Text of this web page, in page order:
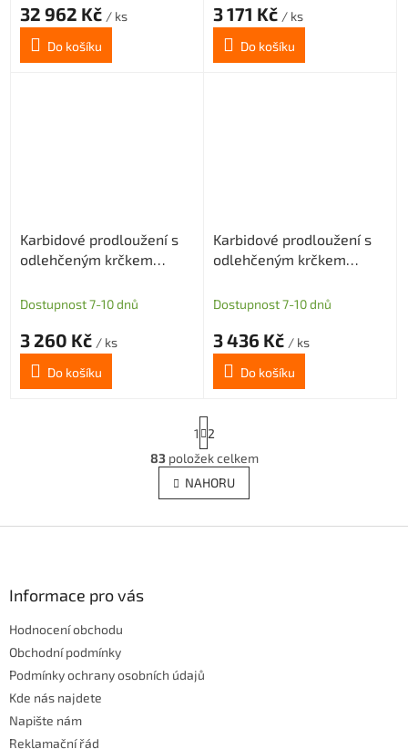
32 962 Kč / ks
Do košíku
3 171 Kč / ks
Do košíku
Karbidové prodloužení s
odlehčeným krčkem
100mm D=12
Dostupnost 7-10 dnů
3 260 Kč / ks
Do košíku
Karbidové prodloužení s
odlehčeným krčkem
100mm D=12
Dostupnost 7-10 dnů
3 436 Kč / ks
Do košíku
O
v
l
y
S
t
r
á
n
k
v
1
2
83položek celkem
NAHORU
Informace pro vás
Hodnocení obchodu
Obchodní podmínky
Podmínky ochrany osobních údajů
Kde nás najdete
Napište nám
Reklamační řád